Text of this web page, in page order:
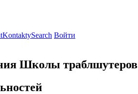
KontaktySearch Войти
Школы траблшутеров